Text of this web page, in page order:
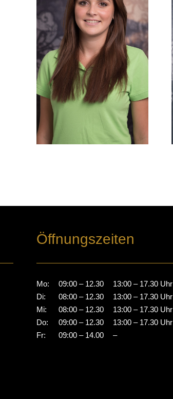
Öffnungszeiten
Mo:
Di:
Mi:
Do:
Fr:
09:00 – 12.30
08:00 – 12.30
08:00 – 12.30
09:00 – 12.30
09:00 – 14.00
13:00 – 17.30 Uhr
13:00 – 17.30 Uhr
13:00 – 17.30 Uhr
13:00 – 17.30 Uhr
–